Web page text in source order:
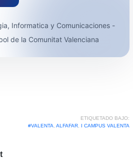
Informatica y Comunicaciones -
de la Comunitat Valenciana
ETIQUETADO BAJO:
#VALENTA ALFAFAR, I CAMPUS VALENTA